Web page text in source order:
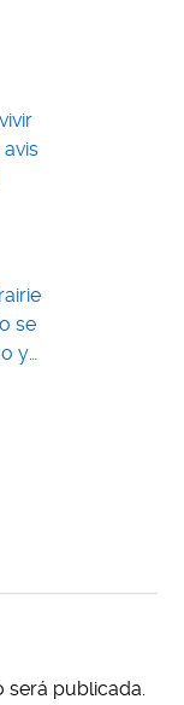
avis
se
y…
será publicada.